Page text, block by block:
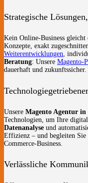
Strategische
Kein Online-Business gleicht
Konzepte, exakt
Weiterentwicklungen ,
Beratung: Unsere Magento-
dauerhaft und zukunftssicher.
Unsere Magento Agentur
Technologien, um Ihre
Datenanalyse und
Effizienz – und begleiten
Commerce-Business.
Verlässliche